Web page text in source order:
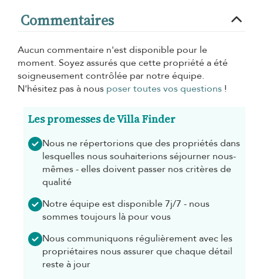
Commentaires
Aucun commentaire n'est disponible pour le
moment. Soyez assurés que cette propriété a été
soigneusement contrôlée par notre équipe.
N'hésitez pas à nous poser toutes vos questions !
Les promesses de Villa Finder
Nous ne répertorions que des propriétés dans
lesquelles nous souhaiterions séjourner nous-
mêmes - elles doivent passer nos critères de
qualité
Notre équipe est disponible 7j/7 - nous
sommes toujours là pour vous
Nous communiquons régulièrement avec les
propriétaires nous assurer que chaque détail
reste à jour